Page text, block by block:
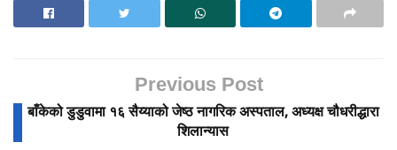
Previous Post
बाँकेको डुडुवामा १६ सैय्याको जेष्ठ नागरिक अस्पताल, अध्यक्ष चौधरीद्धारा
शिलान्यास